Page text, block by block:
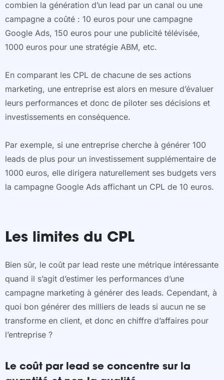
combien la génération d’un lead par un canal ou une
campagne a coûté : 10 euros pour une campagne
Google Ads, 150 euros pour une publicité télévisée,
1000 euros pour une stratégie ABM, etc.
En comparant les CPL de chacune de ses actions
marketing, une entreprise est alors en mesure d’évaluer
leurs performances et donc de piloter ses décisions et
investissements en conséquence.
Par exemple, si une entreprise cherche à générer 100
leads de plus pour un investissement supplémentaire de
1000 euros, elle dirigera naturellement ses budgets vers
la campagne Google Ads affichant un CPL de 10 euros.
Les limites du CPL
Bien sûr, le coût par lead reste une métrique intéressante
quand il s’agit d’estimer les performances d’une
campagne marketing à générer des leads. Cependant, à
quoi bon générer des milliers de leads si aucun ne se
transforme en client, et donc en chiffre d’affaires pour
l’entreprise ?
Le coût par lead se concentre sur la